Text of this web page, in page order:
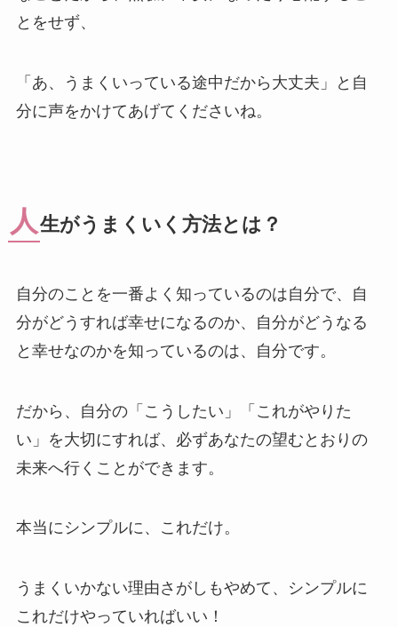
とをせず、
「あ、うまくいっている途中だから大丈夫」と自
分に声をかけてあげてくださいね。
人 生がうまくいく方法とは？
自分のことを一番よく知っているのは自分で、自
分がどうすれば幸せになるのか、自分がどうなる
と幸せなのかを知っているのは、自分です。
だから、自分の「こうしたい」「これがやりた
い」を大切にすれば、必ずあなたの望むとおりの
未来へ行くことができます。
本当にシンプルに、これだけ。
うまくいかない理由さがしもやめて、シンプルに
これだけやっていればいい！